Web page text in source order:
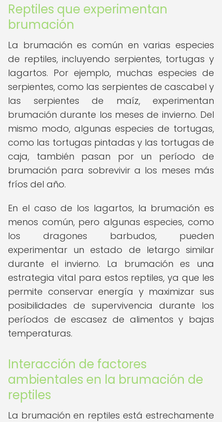
Reptiles que experimentan
brumación
La brumación es común en varias especies
de reptiles, incluyendo serpientes, tortugas y
lagartos. Por ejemplo, muchas especies de
serpientes, como las serpientes de cascabel y
las serpientes de maíz, experimentan
brumación durante los meses de invierno. Del
mismo modo, algunas especies de tortugas,
como las tortugas pintadas y las tortugas de
caja, también pasan por un período de
brumación para sobrevivir a los meses más
fríos del año.
En el caso de los lagartos, la brumación es
menos común, pero algunas especies, como
los dragones barbudos, pueden
experimentar un estado de letargo similar
durante el invierno. La brumación es una
estrategia vital para estos reptiles, ya que les
permite conservar energía y maximizar sus
posibilidades de supervivencia durante los
períodos de escasez de alimentos y bajas
temperaturas.
Interacción de factores
ambientales en la brumación de
reptiles
La brumación en reptiles está estrechamente